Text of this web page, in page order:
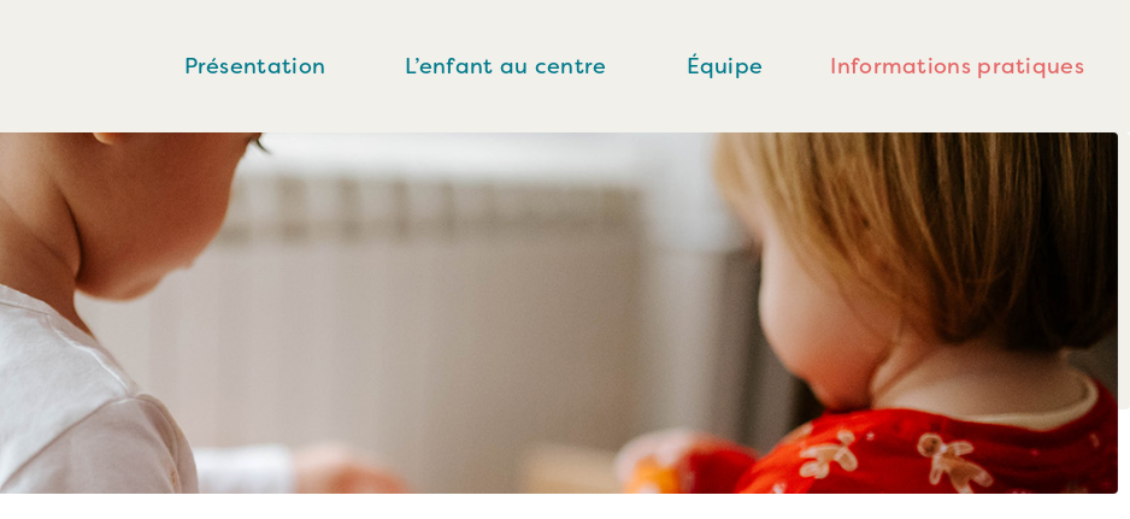
Présentation L’enfant au centre Équipe Informations pratiques